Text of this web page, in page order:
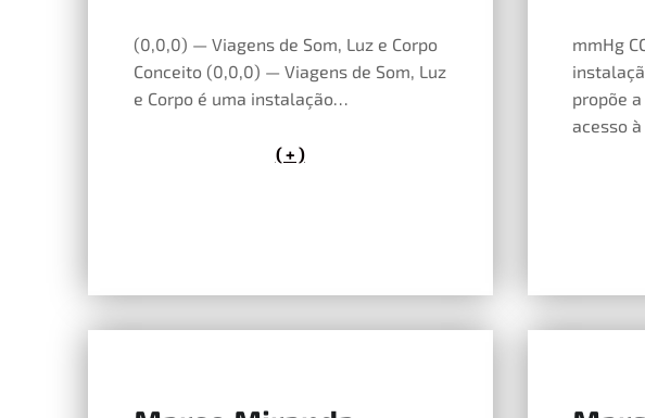
(0,0,0) — Viagens de Som, Luz e Corpo
Conceito (0,0,0) — Viagens de Som, Luz
e Corpo é uma instalação…
( + )
mmHg
propõe
acesso